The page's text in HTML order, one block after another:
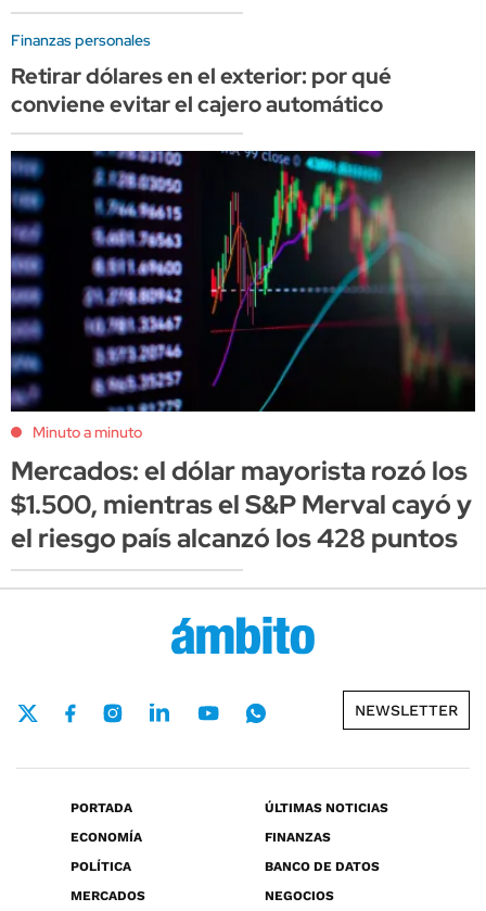
Finanzas personales
Retirar dólares en el exterior: por qué
conviene evitar el cajero automático
Minuto a minuto
Mercados: el dólar mayorista rozó los
$1.500, mientras el S&P Merval cayó y
el riesgo país alcanzó los 428 puntos
NEWSLETTER
PORTADA
ÚLTIMAS NOTICIAS
ECONOMÍA
FINANZAS
POLÍTICA
BANCO DE DATOS
MERCADOS
NEGOCIOS